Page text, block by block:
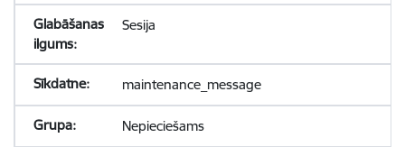
Sesija
maintenance_message
Nepieciešams